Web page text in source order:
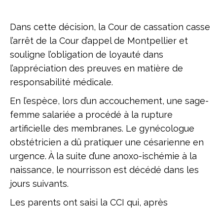
Dans cette décision, la Cour de cassation casse
l’arrêt de la Cour d’appel de Montpellier et
souligne l’obligation de loyauté dans
l’appréciation des preuves en matière de
responsabilité médicale.
En l’espèce, lors d’un accouchement, une sage-
femme salariée a procédé à la rupture
artificielle des membranes. Le gynécologue
obstétricien a dû pratiquer une césarienne en
urgence. À la suite d’une anoxo-ischémie à la
naissance, le nourrisson est décédé dans les
jours suivants.
Les parents ont saisi la CCI qui, après